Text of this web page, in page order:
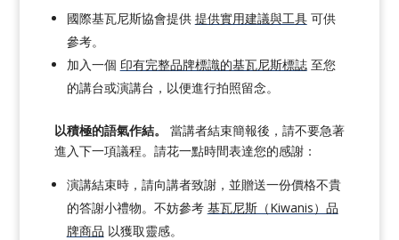
國際基瓦尼斯協會提供 提供實用建議與工具可供
參考。
加入一個 印有完整品牌標識的基瓦尼斯標誌至您
的講台或演講台，以便進行拍照留念。
以積極的語氣作結。
當講者結束簡報後，請不要急著
進入下一項議程。請花一點時間表達您的感謝：
演講結束時，請向講者致謝，並贈送一份價格不貴
的答謝小禮物。不妨參考 基瓦尼斯（Kiwanis）品
牌商品 以獲取靈感。